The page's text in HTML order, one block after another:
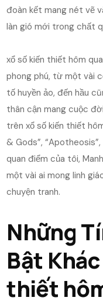
đoàn kết mang nét vẽ
làn gió mới trong chất
xổ số kiến thiết hôm
phong phú, từ một vài
tố huyền ảo, đến hầu
thân cận mang cuộc
trên xổ số kiến thiết
& Gods”,
quan điểm của tôi,
một vài ai mong linh
chuyện tranh.
Những
Bật
thiết